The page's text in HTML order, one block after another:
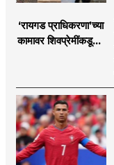
‘रायगड प्राधिकरणा’च्या
कामावर शिवप्रेमींकडूनच